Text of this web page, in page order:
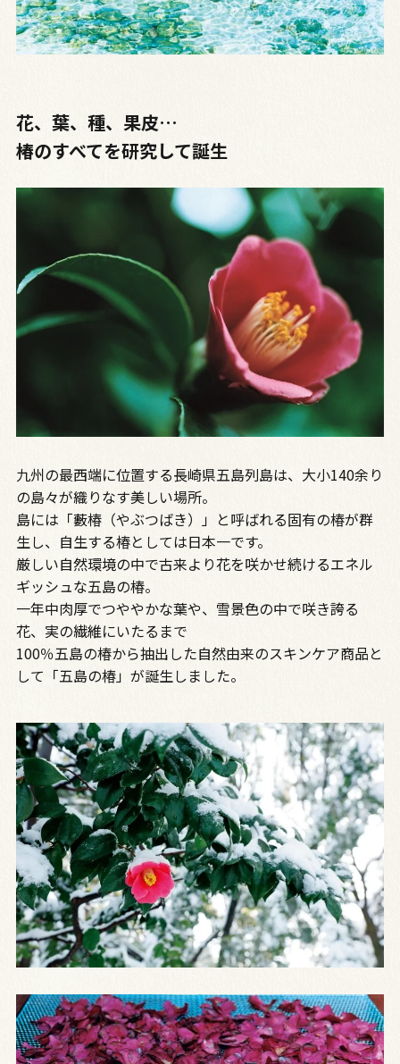
花、葉、種、果皮…
椿のすべてを研究して誕生
九州の最西端に位置する長崎県五島列島は、大小140余り
の島々が織りなす美しい場所。
島には「藪椿（やぶつばき）」と呼ばれる固有の椿が群
生し、自生する椿としては日本一です。
厳しい自然環境の中で古来より花を咲かせ続けるエネル
ギッシュな五島の椿。
一年中肉厚でつややかな葉や、雪景色の中で咲き誇る
花、実の繊維にいたるまで
100％五島の椿から抽出した自然由来のスキンケア商品と
して「五島の椿」が誕生しました。